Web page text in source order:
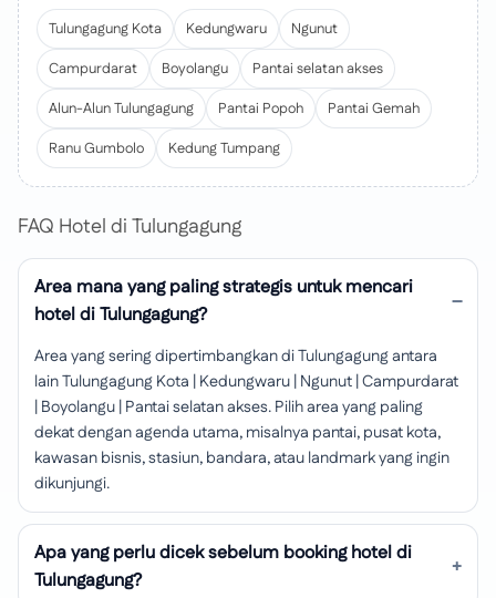
Tulungagung Kota Kedungwaru
Ngunut
Campurdarat
Boyolangu
Pantai selatan akses
Alun-Alun Tulungagung
Pantai Popoh
Pantai Gemah
Ranu Gumbolo
Kedung Tumpang
FAQ Hotel di Tulungagung
Area mana yang paling strategis untuk mencari
hotel di Tulungagung?
Area yang sering dipertimbangkan di Tulungagung antara
lain Tulungagung Kota | Kedungwaru | Ngunut | Campurdarat
| Boyolangu | Pantai selatan akses. Pilih area yang paling
dekat dengan agenda utama, misalnya pantai, pusat kota,
kawasan bisnis, stasiun, bandara, atau landmark yang ingin
dikunjungi.
Apa yang perlu dicek sebelum booking hotel di
Tulungagung?